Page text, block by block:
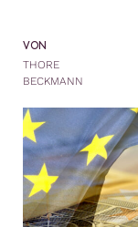
VON
THORE
BECKMANN